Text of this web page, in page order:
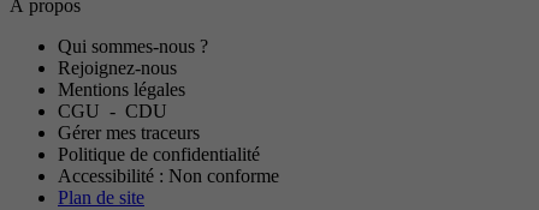
À propos
Qui sommes-nous ?
Rejoignez-nous
Mentions légales
CGU - CDU
Gérer mes traceurs
Politique de confidentialité
Accessibilité : Non conforme
Plan de site